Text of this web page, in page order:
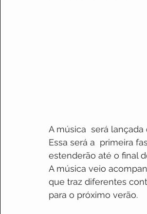
A música  será
Essa será a  primeira
estenderão até o final
A música veio
que traz diferentes
para o próximo verão.